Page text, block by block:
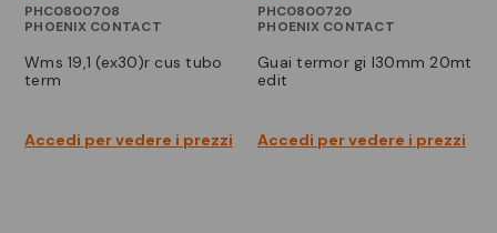
PHC0800708
PHOENIX CONTACT
wms 19,1 (ex30)r cus tubo
term
Accedi per vedere i prezzi
PHC0800720
PHOENIX CONTACT
guai termor gi l30mm 20mt
edit
Accedi per vedere i prezzi